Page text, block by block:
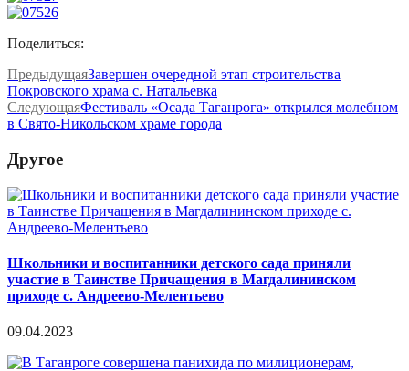
Поделиться:
ПредыдущаяЗавершен очередной этап строительства
Покровского храма с. Натальевка
СледующаяФестиваль «Осада Таганрога» открылся молебном
в Свято-Никольском храме города
Другое
Школьники и воспитанники детского сада приняли
участие в Таинстве Причащения в Магдалининском
приходе с. Андреево-Мелентьево
09.04.2023